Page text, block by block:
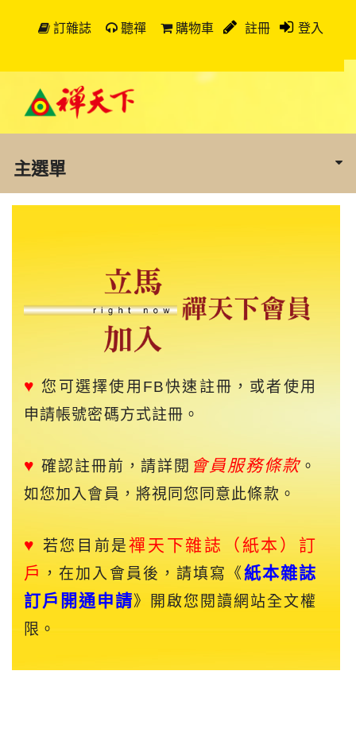
訂雜誌 聽禪 購物車 註冊 登入
主選單
♥ 您可選擇使用FB快速註冊，或者使用
申請帳號密碼方式註冊。
♥ 確認註冊前，請詳閱 會員服務條款。
如您加入會員，將視同您同意此條款。
♥ 若您目前是禪天下雜誌（紙本）訂
戶 ，在加入會員後，請填寫《紙本雜誌
訂戶開通申請》開啟您閱讀網站全文權
限。